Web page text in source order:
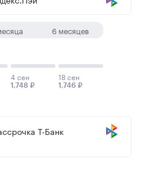
6 месяцев
4 сен
1,748 ₽
18 сен
1,746 ₽
Т-Банк